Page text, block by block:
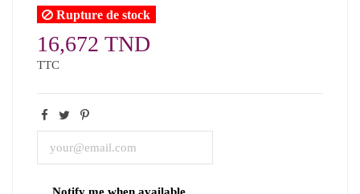
Rupture de stock
16,672 TND
TTC